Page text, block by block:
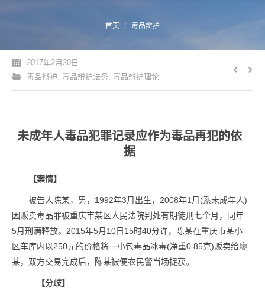
首页 毒品辩护
2017年2月20日
毒品辩护, 毒品辩护法务, 毒品辩护理论
未成年人毒品犯罪记录应作为毒品再犯的依
据
【案情】
被告人陈某，男，1992年3月出生，2008年1月(系未成年人)
因贩卖毒品罪被重庆市某区人民法院判处有期徒刑七个月，同年
5月刑满释放。2015年5月10日15时40分许，陈某在重庆市某小
区车库内以250元的价格将一小包毒品冰毒(净重0.85克)贩卖给廖
某，双方交易完成后，陈某被便衣民警当场捉获。
【分歧】